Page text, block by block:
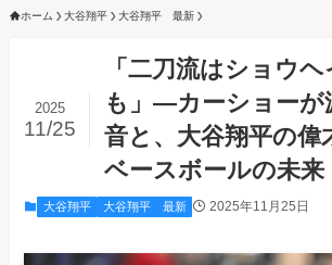
ホーム 大谷翔平 大谷翔平 最新
「二刀流はショウ
も」―カーショーが
音と、大谷翔平の偉
ベースボールの未来
2025
11/25
大谷翔平 大谷翔平 最新 2025年11月25日